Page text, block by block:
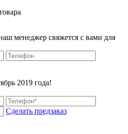
менеджер свяжется с вами для
2019 года!
Сделать предзаказ